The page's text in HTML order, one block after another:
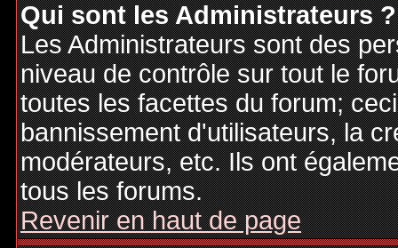
Qui sont les Administrateurs ?
Les Administrateurs sont des
niveau de contrôle sur tout le
toutes les facettes du forum;
bannissement d'utilisateurs, la
modérateurs, etc. Ils ont
tous les forums.
Revenir en haut de page